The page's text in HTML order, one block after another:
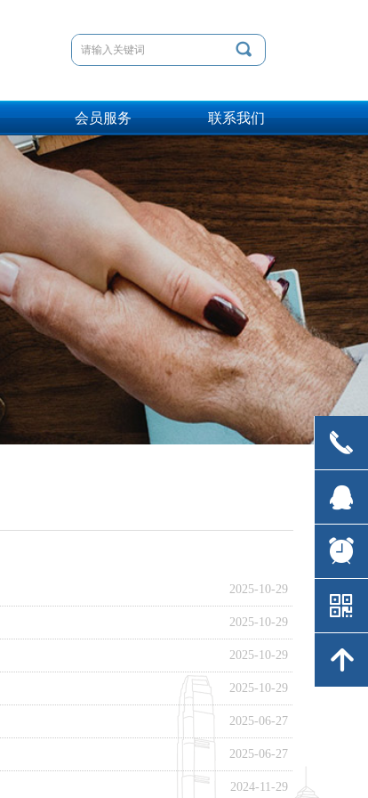
끠
会员服务
会员服务
联系我们
联系我们
2025-10-29
2025-10-29
2025-10-29
2025-10-29
2025-06-27
2025-06-27
2024-11-29
끅
뀩
뀥
낃
녕
끅
뀩
뀥
낃
녕